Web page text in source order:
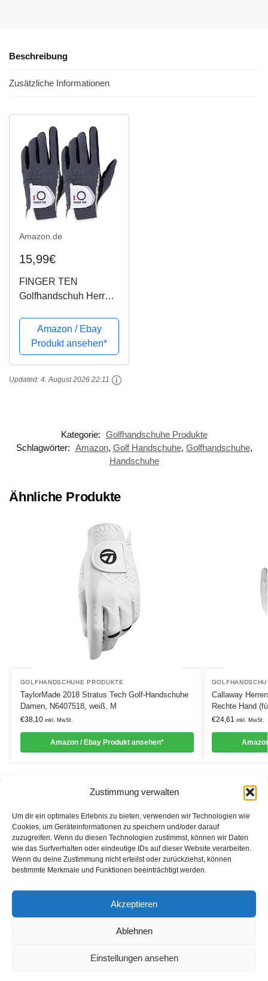
Zustimmung verwalten
Um dir ein optimales Erlebnis zu bieten, verwenden wir Technologien wie
Cookies, um Geräteinformationen zu speichern und/oder darauf
zuzugreifen. Wenn du diesen Technologien zustimmst, können wir Daten
wie das Surfverhalten oder eindeutige IDs auf dieser Website verarbeiten.
Wenn du deine Zustimmung nicht erteilst oder zurückziehst, können
bestimmte Merkmale und Funktionen beeinträchtigt werden.
Akzeptieren
Ablehnen
Einstellungen ansehen
Beschreibung
Zusätzliche Informationen
Amazon.de
15,99€
FINGER TEN
Golfhandschuh Herren
Stück (Not Paar)
Allwetter Mikrofaser
Rain Grip Golf
Handschuh Links
Rechts Grau Schwarz
Amazon / Ebay
Produkt ansehen*
Updated: 4. August 2026 22:11
Kategorie: Golfhandschuhe Produkte
Schlagwörter: Amazon, Golf Handschuhe, Golfhandschuhe,
Handschuhe
Ähnliche Produkte
GOLFHANDSCHUHE PRODUKTE
TaylorMade 2018 Stratus Tech Golf-Handschuhe
Damen, N6407518, weiß, M
€38,10 inkl. MwSt.
Amazon / Ebay Produkt ansehen*
Callaway
Rechte Hand
€24,61 inkl. MwSt.
Informationen
Datenschutzerklärung